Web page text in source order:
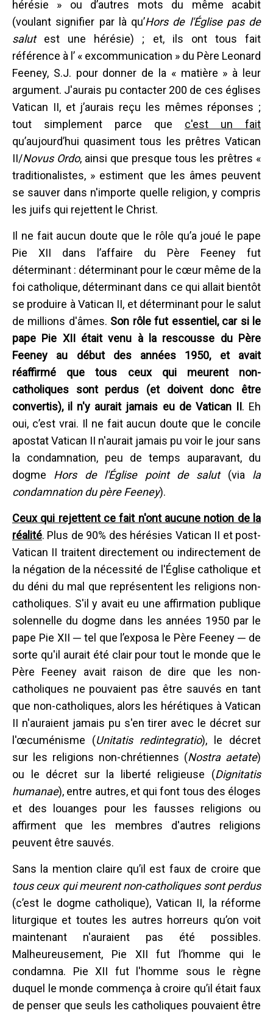
hérésie » ou d’autres mots du même acabit
(voulant signifier par là qu’Hors de l'Église pas de
salutest une hérésie) ; et, ils ont tous fait
référence à l’ « excommunication » du Père Leonard
Feeney, S.J. pour donner de la « matière » à leur
argument. J'aurais pu contacter 200 de ces églises
Vatican II, et j’aurais reçu les mêmes réponses ;
tout simplement parce que c'est un fait
qu’aujourd’hui quasiment tous les prêtres Vatican
II/Novus Ordo, ainsi que presque tous les prêtres «
traditionalistes, » estiment que les âmes peuvent
se sauver dans n'importe quelle religion, y compris
les juifs qui rejettent le Christ.
Il ne fait aucun doute que le rôle qu’a joué le pape
Pie XII dans l’affaire du Père Feeney fut
déterminant : déterminant pour le cœur même de la
foi catholique, déterminant dans ce qui allait bientôt
se produire à Vatican II, et déterminant pour le salut
de millions d'âmes. Son rôle fut essentiel, car si le
pape Pie XII était venu à la rescousse du Père
Feeney au début des années 1950, et avait
réaffirmé que tous ceux qui meurent non-
catholiques sont perdus (et doivent donc être
convertis), il n'y aurait jamais eu de Vatican II. Eh
oui, c’est vrai. Il ne fait aucun doute que le concile
apostat Vatican II n'aurait jamais pu voir le jour sans
la condamnation, peu de temps auparavant, du
dogme Hors de l'Église point de salut(via la
condamnation du père Feeney).
Ceux qui rejettent ce fait n'ont aucune notion de la
réalité. Plus de 90% des hérésies Vatican II et post-
Vatican II traitent directement ou indirectement de
la négation de la nécessité de l'Église catholique et
du déni du mal que représentent les religions non-
catholiques. S'il y avait eu une affirmation publique
solennelle du dogme dans les années 1950 par le
pape Pie XII ─ tel que l’exposa le Père Feeney ─ de
sorte qu'il aurait été clair pour tout le monde que le
Père Feeney avait raison de dire que les non-
catholiques ne pouvaient pas être sauvés en tant
que non-catholiques, alors les hérétiques à Vatican
II n'auraient jamais pu s'en tirer avec le décret sur
l'œcuménisme (Unitatis redintegratio), le décret
sur les religions non-chrétiennes (Nostra aetate)
ou le décret sur la liberté religieuse (Dignitatis
humanae), entre autres, et qui font tous des éloges
et des louanges pour les fausses religions ou
affirment que les membres d'autres religions
peuvent être sauvés.
Sans la mention claire qu’il est faux de croire que
tous ceux qui meurent non-catholiques sont perdus
(c’est le dogme catholique), Vatican II, la réforme
liturgique et toutes les autres horreurs qu’on voit
maintenant n'auraient pas été possibles.
Malheureusement, Pie XII fut l’homme qui le
condamna. Pie XII fut l'homme sous le règne
duquel le monde commença à croire qu’il était faux
de penser que seuls les catholiques pouvaient être